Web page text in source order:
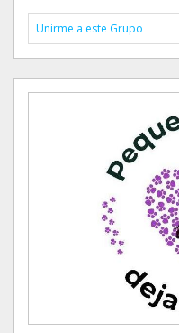
Unirme a este Grupo